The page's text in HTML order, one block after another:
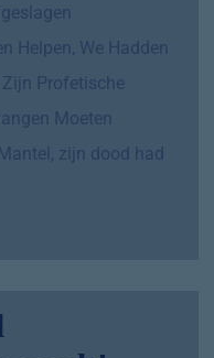
Helpen, We Hadden
Profetische
Moeten
zijn dood had